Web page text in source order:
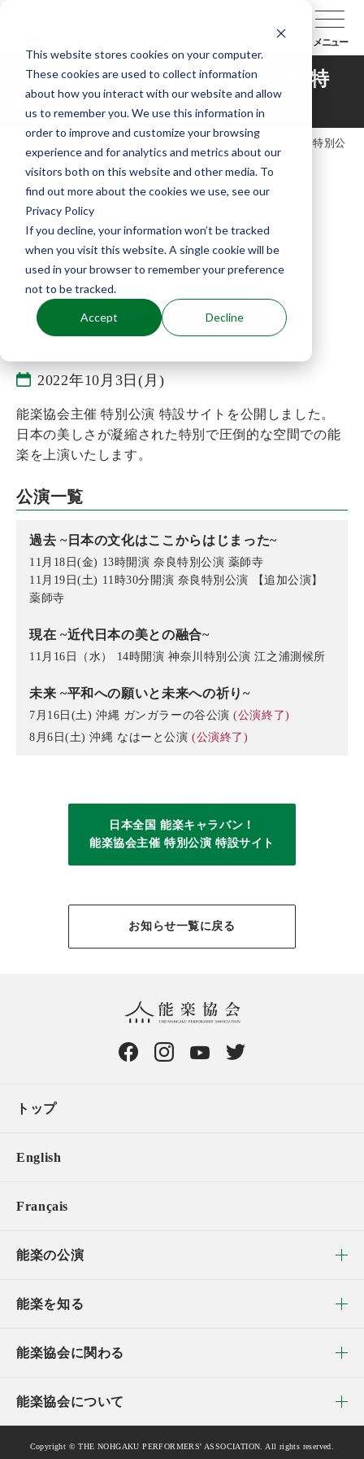
This website stores cookies on your computer.
These cookies are used to collect information
about how you interact with our website and allow
us to remember you. We use this information in
order to improve and customize your browsing
experience and for analytics and metrics about our
visitors both on this website and other media. To
find out more about the cookies we use, see our
Privacy Policy
If you decline, your information won’t be tracked
when you visit this website. A single cookie will be
used in your browser to remember your preference
not to be tracked.
Accept Decline
メニュー
能楽キャラバン！能楽協会主催 特
別公演 特設サイト公開
能楽キャラバン！能楽協会主催 特別公
演 特設サイト公開
2022年10月3日(月)
能楽協会主催 特別公演 特設サイトを公開しました。
日本の美しさが凝縮された特別で圧倒的な空間での能
楽を上演いたします。
公演一覧
過去 ~日本の文化はここからはじまった~
11月18日(金) 13時開演 奈良特別公演 薬師寺
11月19日(土) 11時30分開演 奈良特別公演 【追加公演】
薬師寺
現在 ~近代日本の美との融合~
11月16日（水） 14時開演 神奈川特別公演 江之浦測候所
未来 ~平和への願いと未来への祈り~
7月16日(土) 沖縄 ガンガラーの谷公演(公演終了)
8月6日(土) 沖縄 なはーと公演(公演終了)
日本全国 能楽キャラバン！
能楽協会主催 特別公演 特設サイト
お知らせ一覧に戻る
トップ
English
Français
能楽の公演
能楽を知る
能楽協会に関わる
能楽協会について
Copyright © THE NOHGAKU PERFORMERS' ASSOCIATION. All rights reserved.